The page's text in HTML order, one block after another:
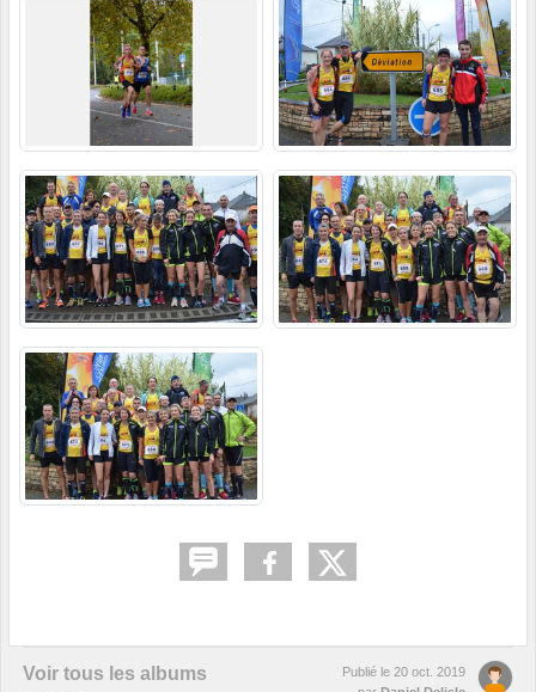
Voir tous les albums
Publié le 20 oct. 2019